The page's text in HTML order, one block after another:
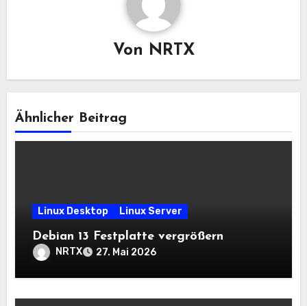
Von NRTX
Ähnlicher Beitrag
Linux Desktop Linux Server
Debian 13 Festplatte vergrößern
NRTX 27. Mai 2026